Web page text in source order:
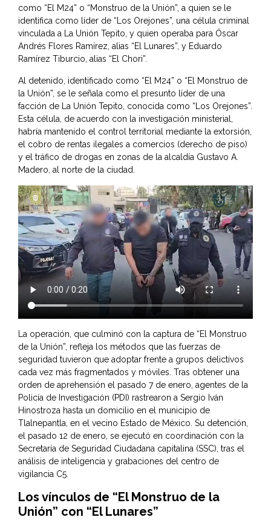
como “El M24” o “Monstruo de la Unión”, a quien se le
identifica como líder de “Los Orejones”, una célula criminal
vinculada a La Unión Tepito, y quien operaba para Óscar
Andrés Flores Ramírez, alias “El Lunares”, y Eduardo
Ramírez Tiburcio, alias “El Chori”.
Al detenido, identificado como “El M24” o “El Monstruo de
la Unión”, se le señala como el presunto líder de una
facción de La Unión Tepito, conocida como “Los Orejones”.
Esta célula, de acuerdo con la investigación ministerial,
habría mantenido el control territorial mediante la extorsión,
el cobro de rentas ilegales a comercios (derecho de piso)
y el tráfico de drogas en zonas de la alcaldía Gustavo A.
Madero, al norte de la ciudad.
La operación, que culminó con la captura de “El Monstruo
de la Unión”, refleja los métodos que las fuerzas de
seguridad tuvieron que adoptar frente a grupos delictivos
cada vez más fragmentados y móviles. Tras obtener una
orden de aprehensión el pasado 7 de enero, agentes de la
Policía de Investigación (PDI) rastrearon a Sergio Iván
Hinostroza hasta un domicilio en el municipio de
Tlalnepantla, en el vecino Estado de México. Su detención,
el pasado 12 de enero, se ejecutó en coordinación con la
Secretaría de Seguridad Ciudadana capitalina (SSC), tras el
análisis de inteligencia y grabaciones del centro de
vigilancia C5.
Los vínculos de “El Monstruo de la
Unión” con “El Lunares”